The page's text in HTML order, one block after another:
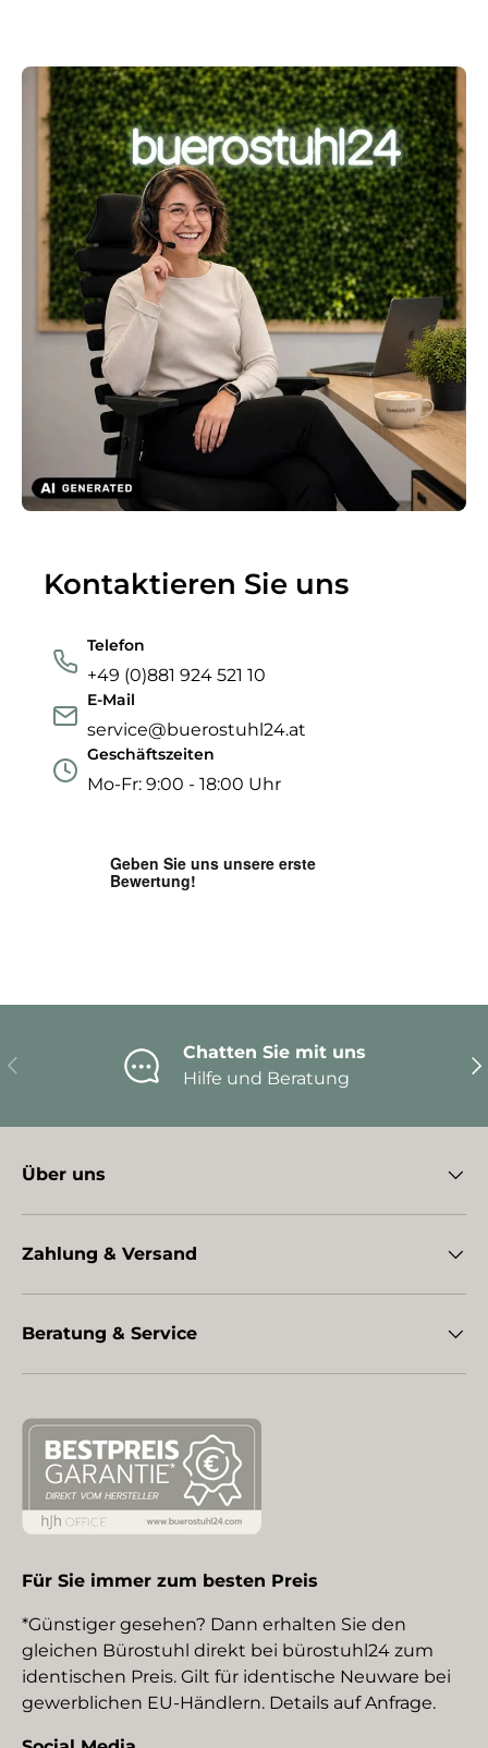
Kontaktieren Sie uns
Telefon
+49 (0)881 924 521 10
E-Mail
service@buerostuhl24.at
Geschäftszeiten
Mo-Fr: 9:00 - 18:00 Uhr
Vorherige
Chatten Sie mit uns
Hilfe und Beratung
Über uns
Zahlung & Versand
Beratung & Service
Für Sie immer zum besten Preis
*Günstiger gesehen? Dann erhalten Sie den
gleichen Bürostuhl direkt bei bürostuhl24 zum
identischen Preis. Gilt für identische Neuware bei
gewerblichen EU-Händlern. Details auf Anfrage.